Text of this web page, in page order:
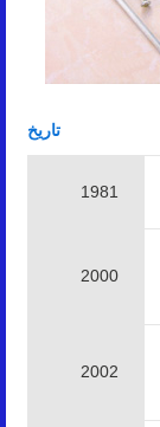
تاريخ
1981
2000
2002